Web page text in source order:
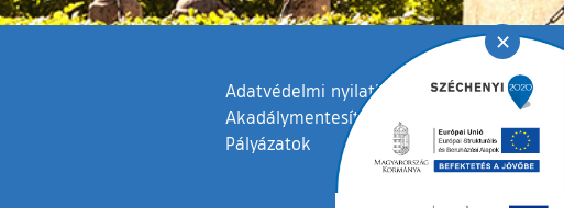
Adatvédelmi nyilatkozat
Akadálymentesítési nyilatkozat
Pályázatok
✕